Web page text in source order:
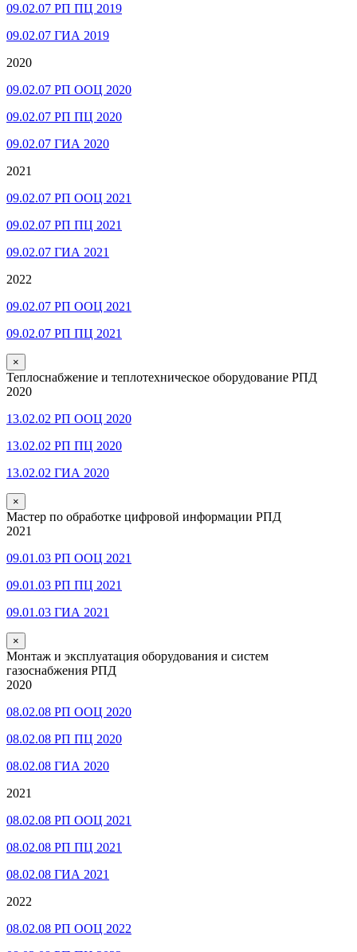
09.02.07 РП ПЦ 2019
09.02.07 ГИА 2019
2020
09.02.07 РП ООЦ 2020
09.02.07 РП ПЦ 2020
09.02.07 ГИА 2020
2021
09.02.07 РП ООЦ 2021
09.02.07 РП ПЦ 2021
09.02.07 ГИА 2021
2022
09.02.07 РП ООЦ 2021
09.02.07 РП ПЦ 2021
×
Теплоснабжение и теплотехническое оборудование РПД
2020
13.02.02 РП ООЦ 2020
13.02.02 РП ПЦ 2020
13.02.02 ГИА 2020
×
Мастер по обработке цифровой информации РПД
2021
09.01.03 РП ООЦ 2021
09.01.03 РП ПЦ 2021
09.01.03 ГИА 2021
×
Монтаж и эксплуатация оборудования и систем
газоснабжения РПД
2020
08.02.08 РП ООЦ 2020
08.02.08 РП ПЦ 2020
08.02.08 ГИА 2020
2021
08.02.08 РП ООЦ 2021
08.02.08 РП ПЦ 2021
08.02.08 ГИА 2021
2022
08.02.08 РП ООЦ 2022